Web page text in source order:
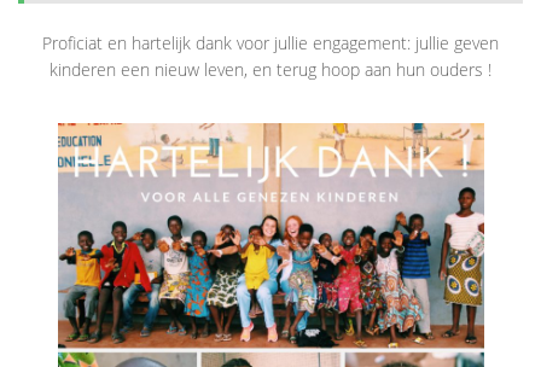
Proficiat en hartelijk dank voor jullie engagement: jullie geven
kinderen een nieuw leven, en terug hoop aan hun ouders !